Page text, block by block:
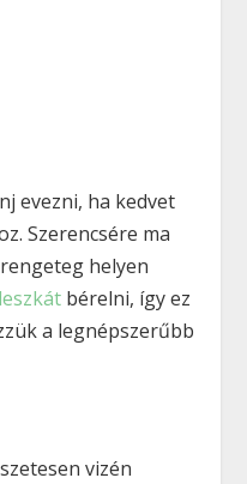
evezni, ha kedvet
Szerencsére ma
helyen
bérelni, így ez
a legnépszerűbb
vizén